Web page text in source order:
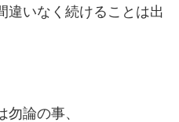
違いなく続けることは出
論の事、